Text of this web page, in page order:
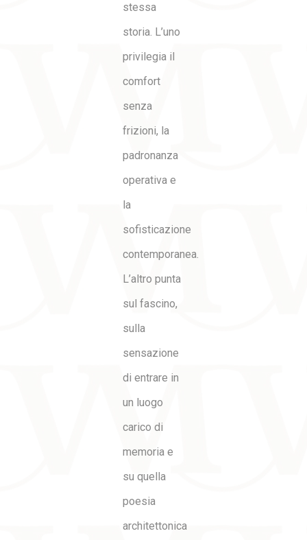
stessa
storia. L’uno
privilegia il
comfort
senza
frizioni, la
padronanza
operativa e
la
sofisticazione
contemporanea.
L’altro punta
sul fascino,
sulla
sensazione
di entrare in
un luogo
carico di
memoria e
su quella
poesia
architettonica